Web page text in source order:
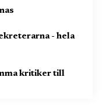
- hela
kritiker till